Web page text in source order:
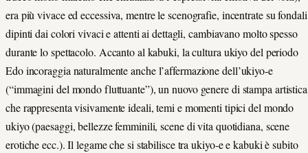
era più vivace ed eccessiva, mentre le scenografie, incentrate su fondali
dipinti dai colori vivaci e attenti ai dettagli, cambiavano molto spesso
durante lo spettacolo. Accanto al kabuki, la cultura ukiyo del periodo
Edo incoraggia naturalmente anche l’affermazione dell’ukiyo-e
(“immagini del mondo fluttuante”), un nuovo genere di stampa artistica
che rappresenta visivamente ideali, temi e momenti tipici del mondo
ukiyo (paesaggi, bellezze femminili, scene di vita quotidiana, scene
erotiche ecc.). Il legame che si stabilisce tra ukiyo-e e kabuki è subito